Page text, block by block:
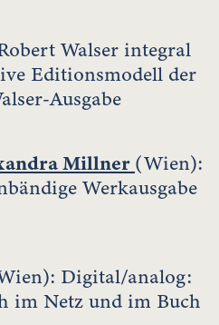
Walser integral
Editionsmodell der
Ausgabe
Millner (Wien):
Werkausgabe
Digital/analog:
im Netz und im Buch